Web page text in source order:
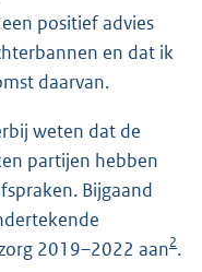
positief advies
en dat ik
daarvan.
weten dat de
partijen hebben
Bijgaand
2019–2022 aan2.